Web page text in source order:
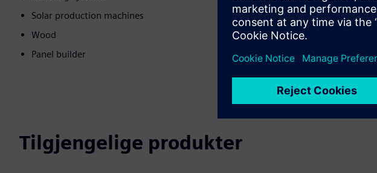
Solar production machines
Wood
Panel builder
Tilgjengelige produkter